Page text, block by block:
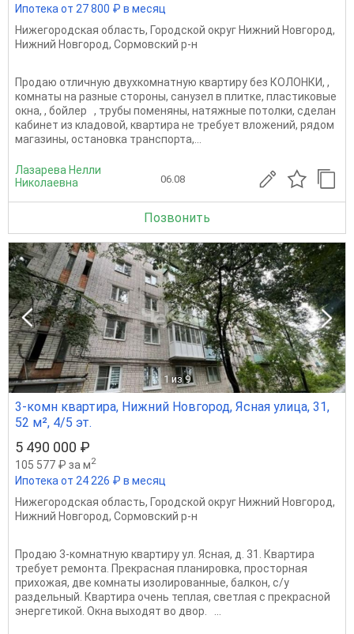
Ипотека от 27 800 ₽ в месяц
Нижегородская область, Городской округ Нижний Новгород,
Нижний Новгород, Сормовский р-н
Продаю отличную двухкомнатную квартиру без КОЛОНКИ, ,
комнаты на разные стороны, санузел в плитке, пластиковые
окна, , бойлер , трубы поменяны, натяжные потолки, сделан
кабинет из кладовой, квартира не требует вложений, рядом
магазины, остановка транспорта,...
Лазарева Нелли
Николаевна
06.08
Позвонить
1 из 9
3-комн квартира, Нижний Новгород, Ясная улица, 31,
52 м², 4/5 эт.
5 490 000 ₽
105 577 ₽ за м2
Ипотека от 24 226 ₽ в месяц
Нижегородская область, Городской округ Нижний Новгород,
Нижний Новгород, Сормовский р-н
Продаю 3-комнатную квартиру ул. Ясная, д. 31. Квартира
требует ремонта. Прекрасная планировка, просторная
прихожая, две комнаты изолированные, балкон, с/у
раздельный. Квартира очень теплая, светлая с прекрасной
энергетикой. Окна выходят во двор. ...